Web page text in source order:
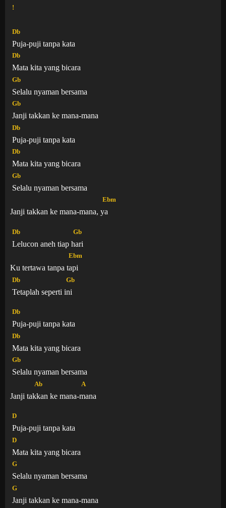
!
Db
Puja-puji tanpa kata
Db
Mata kita yang bicara
Gb
Selalu nyaman bersama
Gb
Janji takkan ke mana-mana
Db
Puja-puji tanpa kata
Db
Mata kita yang bicara
Gb
Selalu nyaman bersama
Janji takkan ke mana-mana,
Ebm
ya
Db
Lelucon aneh tiap
Gb
hari
Ku tertawa tanpa
Ebm
tapi
Db
Tetaplah seperti
Gb
ini
Db
Puja-puji tanpa kata
Db
Mata kita yang bicara
Gb
Selalu nyaman bersama
Janji ta
Ab
kkan ke mana-
A
mana
D
Puja-puji tanpa kata
D
Mata kita yang bicara
G
Selalu nyaman bersama
G
Janji takkan ke mana-mana